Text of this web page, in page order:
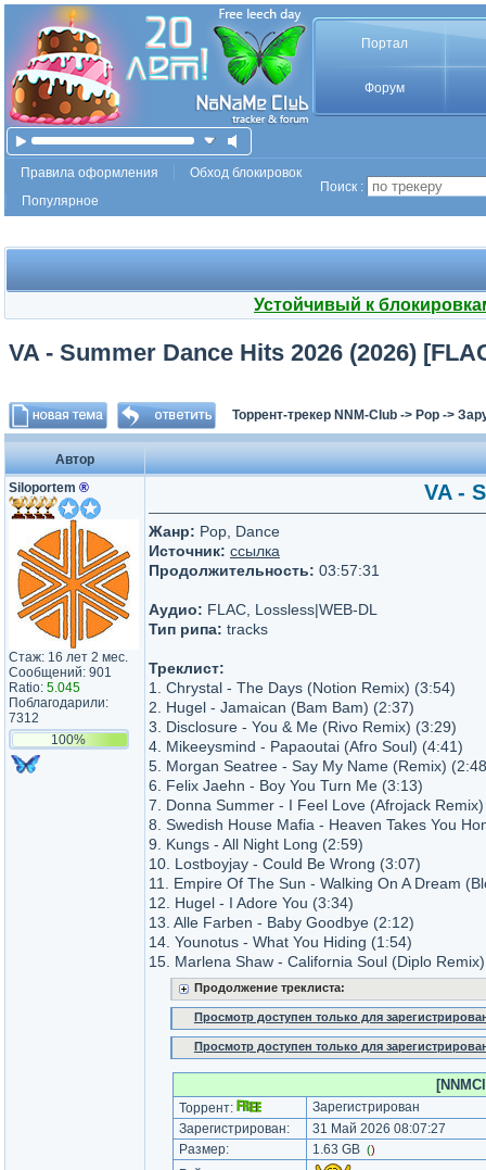
Портал
Форум
Правила оформления
Обход блокировок
Популярное
Поиск :
Устойчивый к
VA - Summer Dance Hits 2026 (2026)
Торрент-трекер NNM-Club -> Pop ->
Автор
Siloportem ®
Стаж: 16 лет 2 мес.
Сообщений: 901
Ratio: 5.045
Поблагодарили:
7312
100%
VA -
Жанр: Pop, Dance
Источник: ссылка
Продолжительность: 03:57:31
Аудио: FLAC, Lossless|WEB-DL
Тип рипа: tracks
Треклист:
1. Chrystal - The Days (Notion Remix) (3:54)
2. Hugel - Jamaican (Bam Bam) (2:37)
3. Disclosure - You & Me (Rivo Remix) (3:29)
4. Mikeeysmind - Papaoutai (Afro Soul) (4:41)
5. Morgan Seatree - Say My Name (Remix)
6. Felix Jaehn - Boy You Turn Me (3:13)
7. Donna Summer - I Feel Love (Afrojack
8. Swedish House Mafia - Heaven Takes You
9. Kungs - All Night Long (2:59)
10. Lostboyjay - Could Be Wrong (3:07)
11. Empire Of The Sun - Walking On A Dream
12. Hugel - I Adore You (3:34)
13. Alle Farben - Baby Goodbye (2:12)
14. Younotus - What You Hiding (1:54)
15. Marlena Shaw - California Soul (Diplo
Продолжение треклиста:
Просмотр доступен только для
Просмотр доступен только для
Торрент:
Зарегистрирован
Зарегистрирован:
31 Май 2026 08:07:27
Размер:
1.63 GB ()